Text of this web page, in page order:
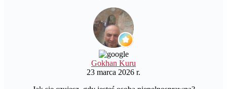
Gokhan Kuru
23 marca 2026 r.